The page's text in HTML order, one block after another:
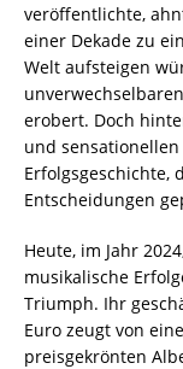
veröffentlichte,
einer Dekade zu
Welt aufsteigen
erobert. Doch
und
Erfolgsgeschichte,
Entscheidungen
Heute, im Jahr
musikalische
Triumph. Ihr
Euro zeugt von
preisgekrönten